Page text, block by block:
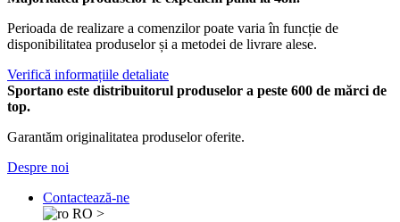
Perioada de realizare a comenzilor poate varia în funcție de
disponibilitatea produselor și a metodei de livrare alese.
Verifică informațiile detaliate
Sportano este distribuitorul produselor a peste 600 de mărci de
top.
Garantăm originalitatea produselor oferite.
Despre noi
Contactează-ne
RO >